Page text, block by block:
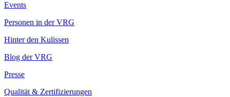
Events
Personen in der VRG
Hinter den Kulissen
Blog der VRG
Presse
Qualität & Zertifizierungen